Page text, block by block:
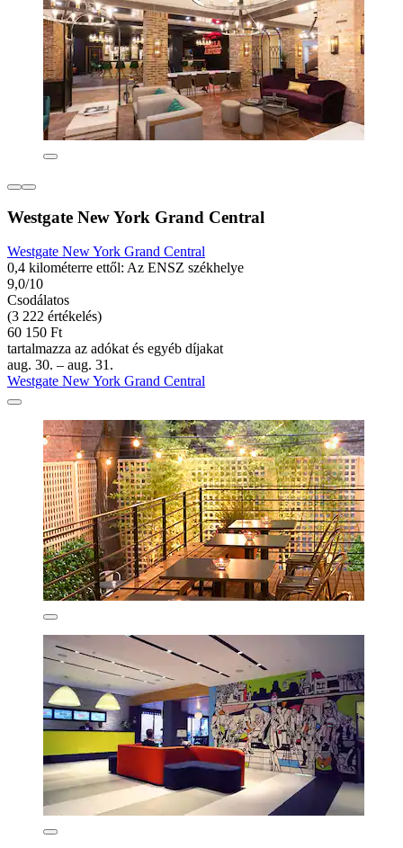
Westgate New York Grand Central
Westgate New York Grand Central
0,4 kilométerre ettől: Az ENSZ székhelye
9,0/10
Csodálatos
(3 222 értékelés)
60 150 Ft
tartalmazza az adókat és egyéb díjakat
aug. 30. – aug. 31.
Westgate New York Grand Central